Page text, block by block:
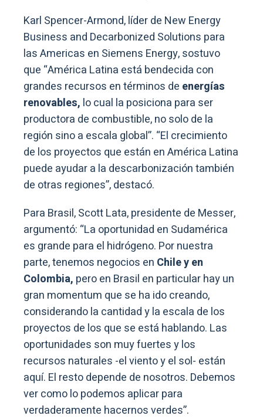
Karl Spencer-Armond, líder de New Energy
Business and Decarbonized Solutions para
las Americas en Siemens Energy, sostuvo
que “América Latina está bendecida con
grandes recursos en términos de energías
renovables, lo cual la posiciona para ser
productora de combustible, no solo de la
región sino a escala global”. “El crecimiento
de los proyectos que están en América Latina
puede ayudar a la descarbonización también
de otras regiones”, destacó.
Para Brasil, Scott Lata, presidente de Messer,
argumentó: “La oportunidad en Sudamérica
es grande para el hidrógeno. Por nuestra
parte, tenemos negocios en Chile y en
Colombia, pero en Brasil en particular hay un
gran momentum que se ha ido creando,
considerando la cantidad y la escala de los
proyectos de los que se está hablando. Las
oportunidades son muy fuertes y los
recursos naturales -el viento y el sol- están
aquí. El resto depende de nosotros. Debemos
ver como lo podemos aplicar para
verdaderamente hacernos verdes”.